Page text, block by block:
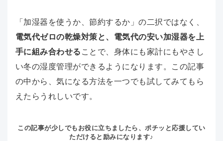
「加湿器を使うか、節約するか」の二択ではなく、
電気代ゼロの乾燥対策と、電気代の安い加湿器を上
手に組み合わせる ことで、身体にも家計にもやさし
い冬の湿度管理ができるようになります。この記事
の中から、気になる方法を一つでも試してみてもら
えたらうれしいです。
この記事が少しでもお役に立ちましたら、ポチッと応援してい
ただけると励みになります♪